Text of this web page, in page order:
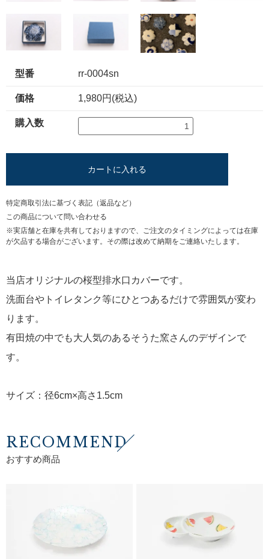
型番 rr-0004sn
価格 1,980円(税込)
購入数
カートに入れる
特定商取引法に基づく表記（返品など）
この商品について問い合わせる
※実店舗と在庫を共有しておりますので、ご注文のタイミングによっては在庫
が欠品する場合がございます。その際は改めて納期をご連絡いたします。
当店オリジナルの桜型排水口カバーです。
洗面台やトイレタンク等にひとつあるだけで雰囲気が変わ
ります。
有田焼の中でも大人気のあるそうた窯さんのデザインで
す。
サイズ：径6cm×高さ1.5cm
RECOMMEND
おすすめ商品